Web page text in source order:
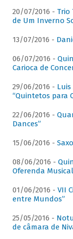
20/07/2016 - Trio
de Um Inverno
13/07/2016 -
06/07/2016 -
Carioca de
29/06/2016 -
“Quintetos para
22/06/2016 -
Dances”
15/06/2016 -
08/06/2016 -
Oferenda
01/06/2016 - VII
entre Mundos”
25/05/2016 -
de câmara de